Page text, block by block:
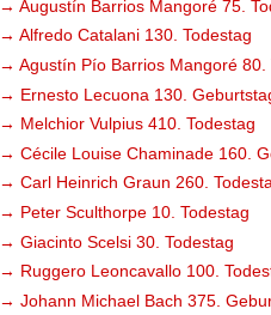
→ Augustín Barrios Mangoré 75.
→ Alfredo Catalani 130. Todestag
→ Agustín Pío Barrios Mangoré 80.
→ Ernesto Lecuona 130.
→ Melchior Vulpius 410. Todestag
→ Cécile Louise Chaminade 160.
→ Carl Heinrich Graun 260.
→ Peter Sculthorpe 10. Todestag
→ Giacinto Scelsi 30. Todestag
→ Ruggero Leoncavallo 100.
→ Johann Michael Bach 375.